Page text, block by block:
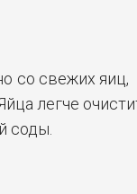
со свежих яиц,
легче
соды.